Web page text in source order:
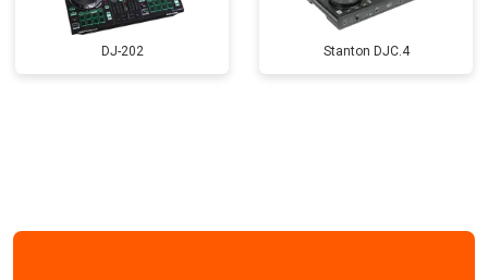
DJ-202 Stanton DJC.4